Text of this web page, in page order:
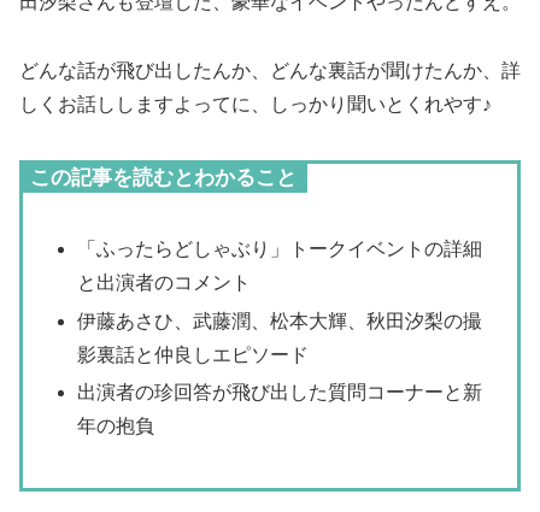
どんな話が飛び出したんか、どんな裏話が聞けたんか、詳
しくお話ししますよってに、しっかり聞いとくれやす♪
この記事を読むとわかること
「ふったらどしゃぶり」トークイベントの詳細
と出演者のコメント
伊藤あさひ、武藤潤、松本大輝、秋田汐梨の撮
影裏話と仲良しエピソード
出演者の珍回答が飛び出した質問コーナーと新
年の抱負